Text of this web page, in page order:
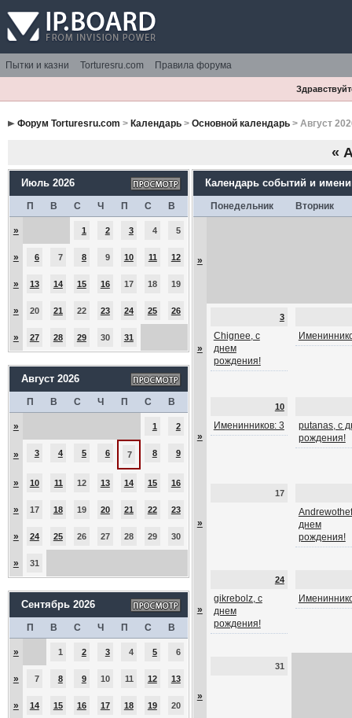
Пытки и казни Torturesru.com Правила форума
Форум Torturesru.com > Календарь> Основной календарь> Август
«
Июль 2026
П В С Ч П С В
» 1 2 3 4 5
» 6 7 8 9 10 11 12
» 13 14 15 16 17 18 19
» 20 21 22 23 24 25 26
» 27 28 29 30 31
Август 2026
П В С Ч П С В
» 1 2
» 3 4 5 6 7 8 9
» 10 11 12 13 14 15 16
» 17 18 19 20 21 22 23
» 24 25 26 27 28 29 30
» 31
Сентябрь 2026
П В С Ч П С В
» 1 2 3 4 5 6
» 7 8 9 10 11 12 13
» 14 15 16 17 18 19 20
Календарь событий и
Понедельник Вторник
»
»
3
Chignee, с
днем
рождения!
»
10
Именинников: 3
putanas, с
рождения!
»
17
днем
рождения!
»
24
gikrebolz, с
днем
рождения!
»
31